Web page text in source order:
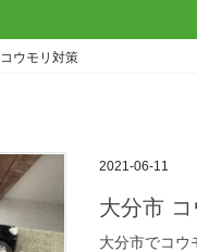
コウモリ対策
2021-06-11
大分市
大分市でコウ